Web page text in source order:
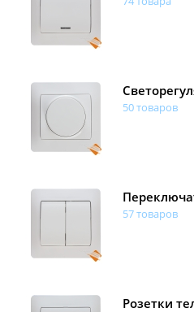
50 товаров
57 товаров
Розетки